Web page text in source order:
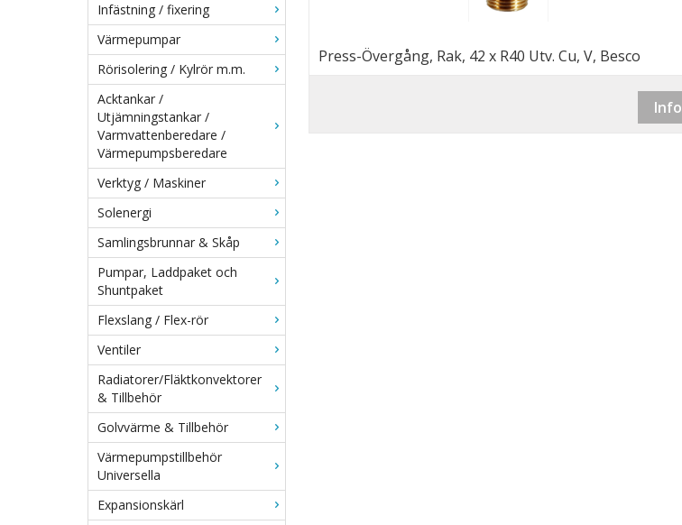
Infästning / fixering
Värmepumpar
Rörisolering / Kylrör m.m.
Acktankar /
Utjämningstankar /
Varmvattenberedare /
Värmepumpsberedare
Verktyg / Maskiner
Solenergi
Samlingsbrunnar & Skåp
Pumpar, Laddpaket och
Shuntpaket
Flexslang / Flex-rör
Ventiler
Radiatorer/Fläktkonvektorer
& Tillbehör
Golvvärme & Tillbehör
Värmepumpstillbehör
Universella
Expansionskärl
Press-Övergång, Rak, 42 x R40 Utv. Cu, V, Besco
Info